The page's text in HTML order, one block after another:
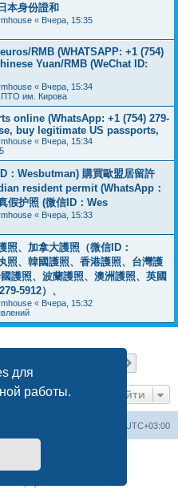
для
работы.
本身份證和
« Вчера, 15:35
RMB (WHATSAPP: +1 (754)
Yuan/RMB (WeChat ID:
« Вчера, 15:34
им. Кирова
online (WhatsApp: +1 (754) 279-
buy legitimate US passports,
« Вчера, 15:34
：Wesbutman) 購買歐盟居留許
resident permit (WhatsApp：
假护照 (微信ID：Wes
« Вчера, 15:33
照、加拿大護照（微信ID：
照、韓國護照、香港護照、台灣護
護照、波蘭護照、澳洲護照、英國
5912）、
« Вчера, 15:32
Перейти
UTC+03:00
Software © phpBB Limited
phpBB